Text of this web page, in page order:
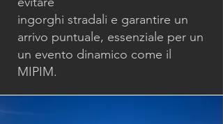
ingorghi stradali e garantire un
arrivo puntuale, essenziale per un
un evento dinamico come il
MIPIM.